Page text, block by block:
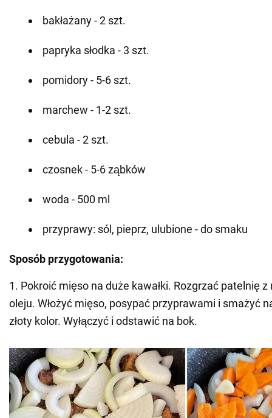
bakłażany - 2 szt.
papryka słodka - 3 szt.
pomidory - 5-6 szt.
marchew - 1-2 szt.
cebula - 2 szt.
czosnek - 5-6 ząbków
woda - 500 ml
przyprawy: sól, pieprz, ulubione - do smaku
Sposób przygotowania:
1. Pokroić mięso na duże kawałki. Rozgrzać patelnię
oleju. Włożyć mięso, posypać przyprawami i smażyć
złoty kolor. Wyłączyć i odstawić na bok.